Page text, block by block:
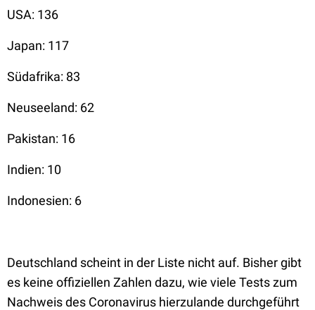
USA: 136
Japan: 117
Südafrika: 83
Neuseeland: 62
Pakistan: 16
Indien: 10
Indonesien: 6
Deutschland scheint in der Liste nicht auf. Bisher gibt
es keine offiziellen Zahlen dazu, wie viele Tests zum
Nachweis des Coronavirus hierzulande durchgeführt